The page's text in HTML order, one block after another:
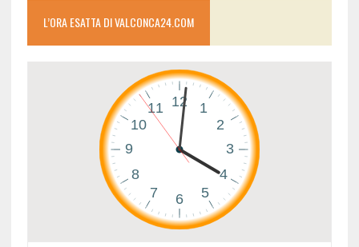
L’ORA ESATTA DI VALCONCA24.COM